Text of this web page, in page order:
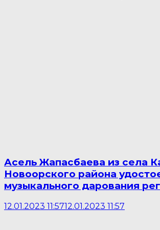
Асель Жапасбаева из села
Новоорского района
музыкального дарования
12.01.2023 11:5712.01.2023 11:57